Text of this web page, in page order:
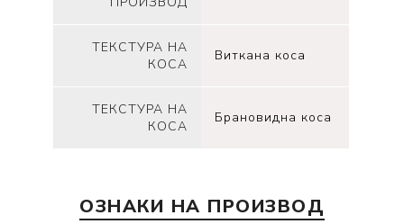
ТЕКСТУРА НА
КОСА
Виткана коса
ТЕКСТУРА НА
КОСА
Брановидна коса
ОЗНАКИ НА ПРОИЗВОД